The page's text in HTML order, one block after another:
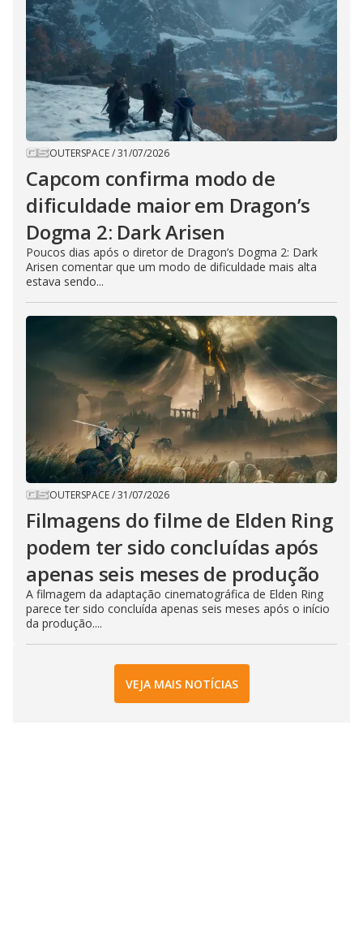
OUTERSPACE/31/07/2026
Capcom confirma modo de
dificuldade maior em Dragon’s
Dogma 2: Dark Arisen
Poucos dias após o diretor de Dragon’s Dogma 2: Dark
Arisen comentar que um modo de dificuldade mais alta
estava sendo...
OUTERSPACE/31/07/2026
Filmagens do filme de Elden Ring
podem ter sido concluídas após
apenas seis meses de produção
A filmagem da adaptação cinematográfica de Elden Ring
parece ter sido concluída apenas seis meses após o início
da produção....
VEJA MAIS NOTÍCIAS